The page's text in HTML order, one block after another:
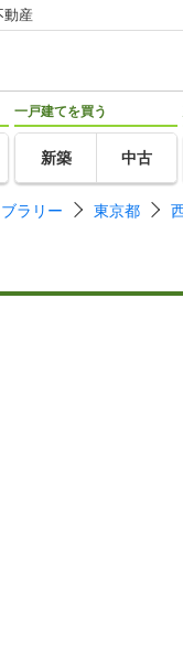
動産
一戸建てを買う
新築 中古
ラリー 東京都